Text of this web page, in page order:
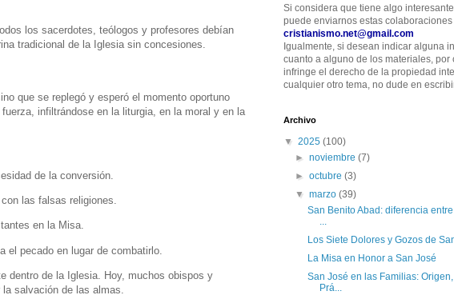
los sacerdotes, teólogos y profesores debían
tradicional de la Iglesia sin concesiones.
que se replegó y esperó el momento oportuno
infiltrándose en la liturgia, en la moral y en la
de la conversión.
las falsas religiones.
en la Misa.
el pecado en lugar de combatirlo.
dentro de la Iglesia. Hoy, muchos obispos y
salvación de las almas.
Si considera que tiene algo
puede enviarnos estas
cristianismo.net@gmail.com
Igualmente, si desean indicar alguna
cuanto a alguno de los materiales, por
infringe el derecho de la propiedad
cualquier otro tema, no dude en
Archivo
▼ 2025 (100)
►noviembre(7)
►octubre(3)
▼marzo(39)
San Benito Abad: diferencia
...
Los Siete Dolores y Gozos de
La Misa en Honor a San José
San José en las Familias:
Prá...